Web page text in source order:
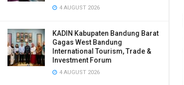
4 AUGUST 2026
KADIN Kabupaten Bandung Barat
Gagas West Bandung
International Tourism, Trade &
Investment Forum
4 AUGUST 2026